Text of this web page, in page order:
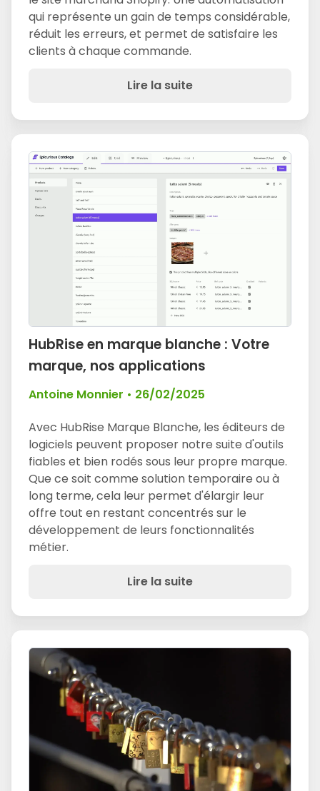
qui représente un gain de temps considérable,
réduit les erreurs, et permet de satisfaire les
clients à chaque commande.
Lire la suite
HubRise en marque blanche : Votre
marque, nos applications
Antoine Monnier • 26/02/2025
Avec HubRise Marque Blanche, les éditeurs de
logiciels peuvent proposer notre suite d'outils
fiables et bien rodés sous leur propre marque.
Que ce soit comme solution temporaire ou à
long terme, cela leur permet d'élargir leur
offre tout en restant concentrés sur le
développement de leurs fonctionnalités
métier.
Lire la suite